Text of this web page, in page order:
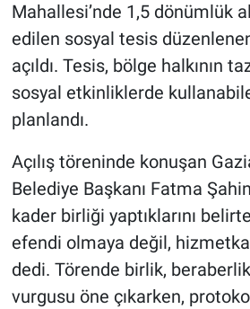
Mahallesi’nde 1,5 dönümlük
edilen sosyal tesis
açıldı. Tesis, bölge halkının
sosyal etkinliklerde
planlandı.
Açılış töreninde konuşan
Belediye Başkanı Fatma
kader birliği yaptıklarını
efendi olmaya değil,
dedi. Törende birlik,
vurgusu öne çıkarken,